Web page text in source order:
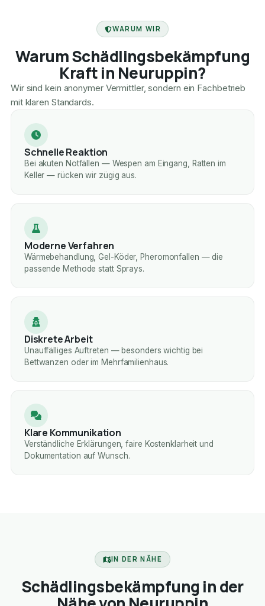
WARUM WIR
Warum Schädlingsbekämpfung
Kraft in Neuruppin?
Wir sind kein anonymer Vermittler, sondern ein Fachbetrieb
mit klaren Standards.
Schnelle Reaktion
Bei akuten Notfällen — Wespen am Eingang, Ratten im
Keller — rücken wir zügig aus.
Moderne Verfahren
Wärmebehandlung, Gel-Köder, Pheromonfallen — die
passende Methode statt Sprays.
Diskrete Arbeit
Unauffälliges Auftreten — besonders wichtig bei
Bettwanzen oder im Mehrfamilienhaus.
Klare Kommunikation
Verständliche Erklärungen, faire Kostenklarheit und
Dokumentation auf Wunsch.
IN DER NÄHE
Schädlingsbekämpfung in der